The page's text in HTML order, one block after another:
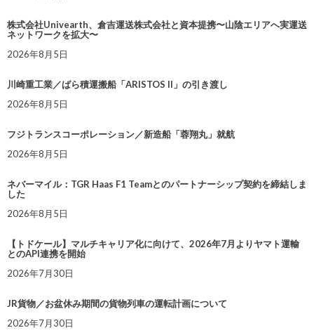
株式会社Univearth、倉吉運送株式会社と資本提携〜山陰エリアへ実運送
ネットワークを拡大〜
2026年8月5日
川崎重工業／ばら積運搬船「ARISTOS II」の引き渡し
2026年8月5日
フジトランスコーポレーション／新造船「蓉翔丸」就航
2026年8月5日
ネバーマイル：TGR Haas F1 Teamとのパートナーシップ契約を締結しま
した
2026年8月5日
【トドケール】マルチキャリア化に向けて、2026年7月よりヤマト運輸
とのAPI連携を開始
2026年7月30日
JR貨物／お盆休み期間の貨物列車の運転計画について
2026年7月30日